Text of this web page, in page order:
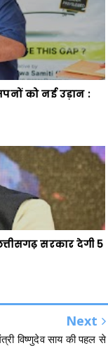
को नई उड़ान :
सरकार देगी 5
Next
विष्णुदेव साय की पहल से